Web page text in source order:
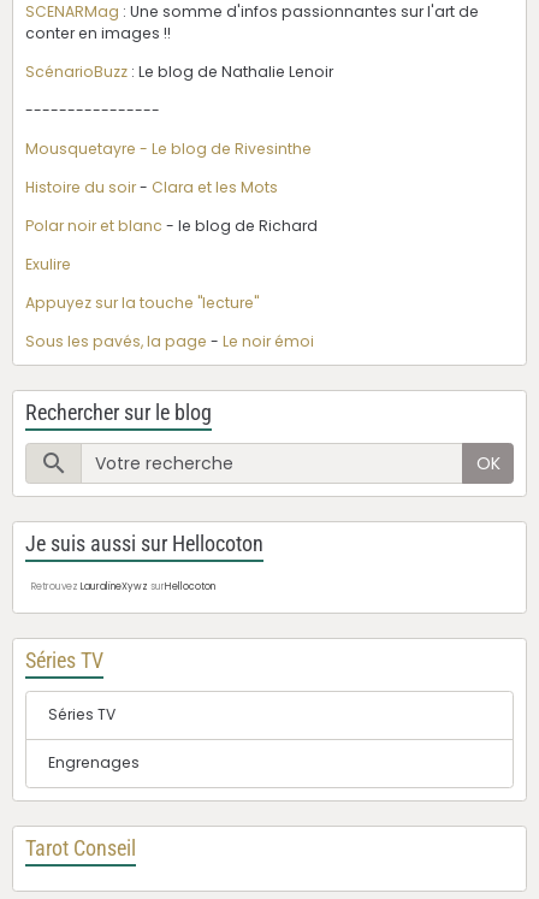
SCENARMag : Une somme d'infos passionnantes sur l'art de
conter en images !!
ScénarioBuzz : Le blog de Nathalie Lenoir
----------------
Mousquetayre - Le blog de Rivesinthe
Histoire du soir- Clara et les Mots
Polar noir et blanc - le blog de Richard
Exulire
Appuyez sur la touche "lecture"
Sous les pavés, la page - Le noir émoi
Rechercher sur le blog
OK
Je suis aussi sur Hellocoton
Retrouvez LauralineXywz surHellocoton
Séries TV
Séries TV
Engrenages
Tarot Conseil